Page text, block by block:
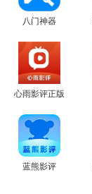
八门神器
心雨影评正版
蓝熊影评